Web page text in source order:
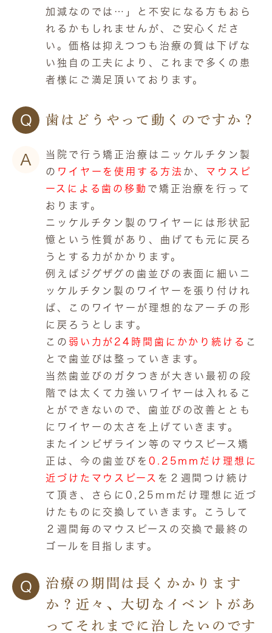
加減なのでは…」と不安になる方もおら
れるかもしれませんが、ご安心くださ
い。価格は抑えつつも治療の質は下げな
い独自の工夫により、これまで多くの患
者様にご満足頂いております。
Q 歯はどうやって動くのですか？
A
当院で行う矯正治療はニッケルチタン製
の ワイヤーを使用する方法 か、 マウスピ
ースによる歯の移動 で矯正治療を行って
おります。
ニッケルチタン製のワイヤーには形状記
憶という性質があり、曲げても元に戻ろ
うとする力がかかります。
例えばジグザグの歯並びの表面に細いニ
ッケルチタン製のワイヤーを張り付けれ
ば、このワイヤーが理想的なアーチの形
に戻ろうとします。
この 弱い力が24時間歯にかかり続ける こ
とで歯並びは整っていきます。
当然歯並びのガタつきが大きい最初の段
階では太くて力強いワイヤーは入れるこ
とができないので、歯並びの改善ととも
にワイヤーの太さを上げていきます。
またインビザライン等のマウスピース矯
正は、今の歯並びを 0.25mmだけ理想に
近づけたマウスピース を２週間つけ続け
て頂き、さらに0,25mmだけ理想に近づ
けたものに交換していきます。こうして
２週間毎のマウスピースの交換で最終の
ゴールを目指します。
Q
治療の期間は長くかかります
か？近々、大切なイベントがあ
ってそれまでに治したいのです